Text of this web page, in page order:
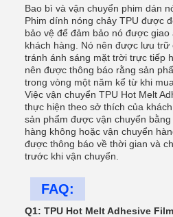
Bao bì và vận chuyển phim dán
Phim dính nóng chảy TPU được
bảo vệ để đảm bảo nó được
khách hàng. Nó nên được lưu trữ
tránh ánh sáng mặt trời trực tiếp
nên được thông báo rằng sản
trong vòng một năm kể từ khi mua.
Việc vận chuyển TPU Hot Melt
thực hiện theo sở thích của
sản phẩm được vận chuyển
hàng không hoặc vận chuyển
được thông báo về thời gian và
trước khi vận chuyển.
FAQ:
Q1: TPU Hot Melt Adhesive